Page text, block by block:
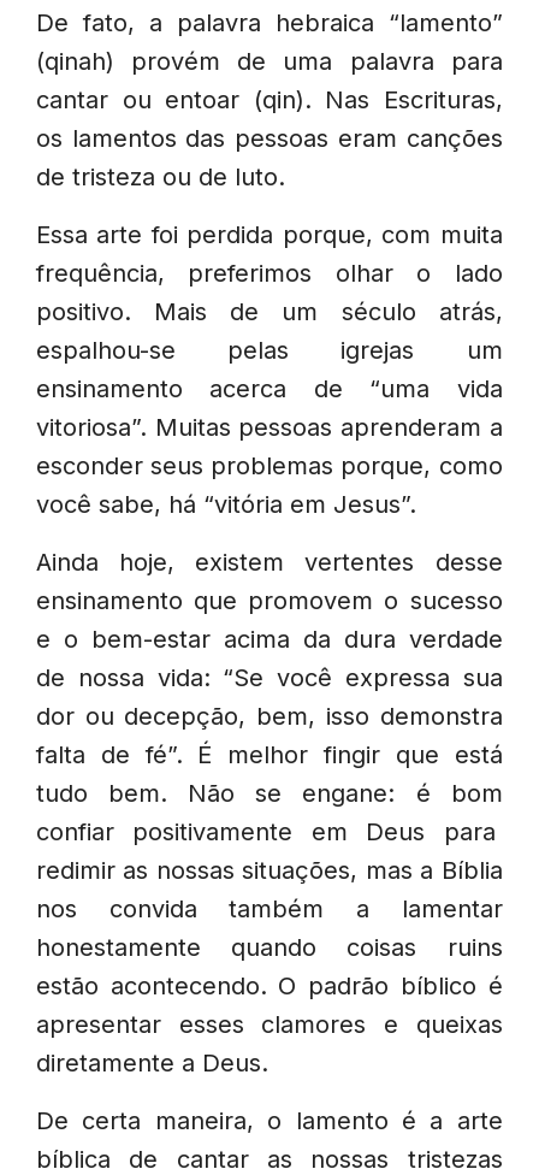
De fato, a palavra hebraica “lamento”
(qinah) provém de uma palavra para
cantar ou entoar (qin). Nas Escrituras,
os lamentos das pessoas eram canções
de tristeza ou de luto.
Essa arte foi perdida porque, com muita
frequência, preferimos olhar o lado
positivo. Mais de um século atrás,
espalhou-se pelas igrejas um
ensinamento acerca de “uma vida
vitoriosa”. Muitas pessoas aprenderam a
esconder seus problemas porque, como
você sabe, há “vitória em Jesus”.
Ainda hoje, existem vertentes desse
ensinamento que promovem o sucesso
e o bem-estar acima da dura verdade
de nossa vida: “Se você expressa sua
dor ou decepção, bem, isso demonstra
falta de fé”. É melhor fingir que está
tudo bem. Não se engane: é bom
confiar positivamente em Deus para
redimir as nossas situações, mas a Bíblia
nos convida também a lamentar
honestamente quando coisas ruins
estão acontecendo. O padrão bíblico é
apresentar esses clamores e queixas
diretamente a Deus.
De certa maneira, o lamento é a arte
bíblica de cantar as nossas tristezas